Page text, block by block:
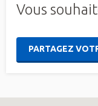
Vous
PARTAGEZ